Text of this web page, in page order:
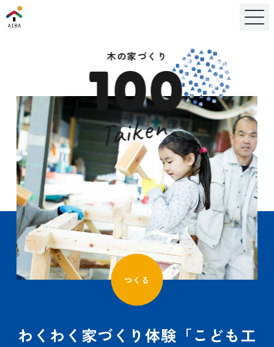
木の家づくり
100
Taiken
つくる
わくわく家づくり体験「こども工